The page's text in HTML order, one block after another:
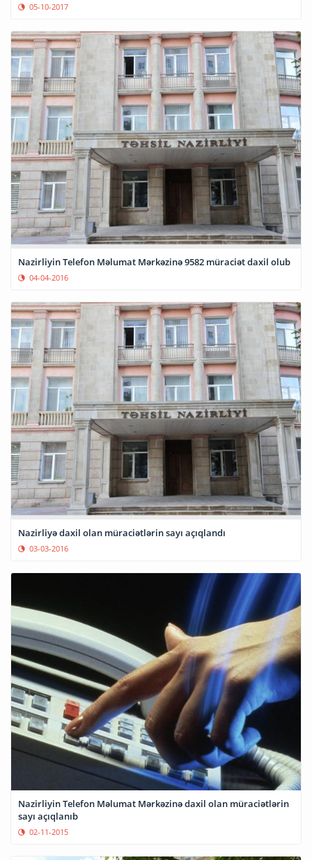
05-10-2017
Nazirliyin Telefon Məlumat Mərkəzinə 9582 müraciət daxil olub
04-04-2016
Nazirliyə daxil olan müraciətlərin sayı açıqlandı
03-03-2016
Nazirliyin Telefon Məlumat Mərkəzinə daxil olan müraciətlərin
sayı açıqlanıb
02-11-2015